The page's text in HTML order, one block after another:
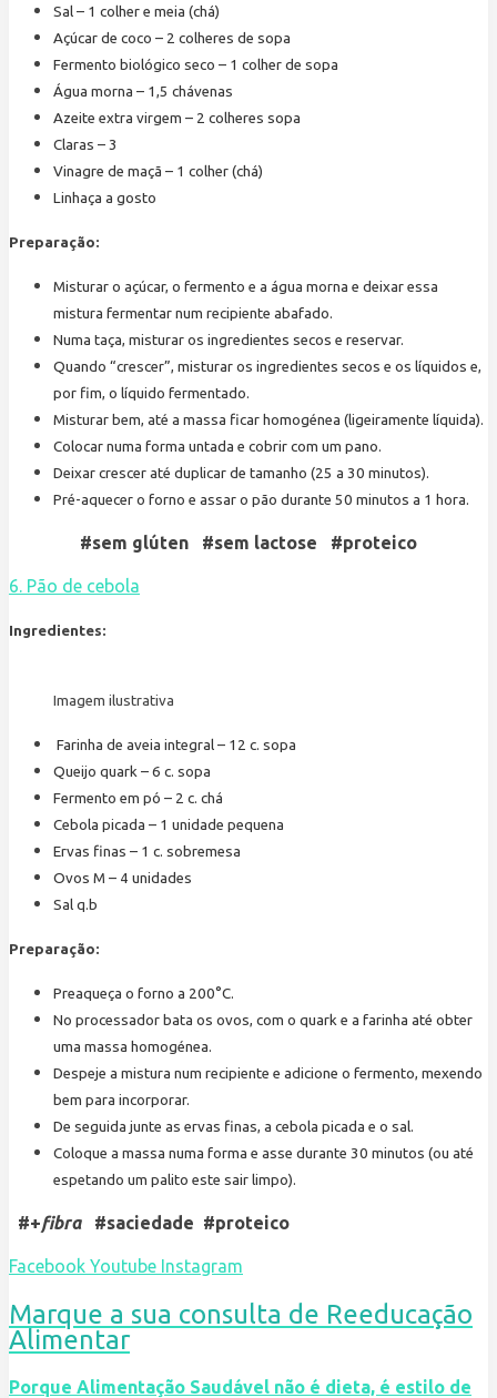
Sal – 1 colher e meia (chá)
Açúcar de coco – 2 colheres de sopa
Fermento biológico seco – 1 colher de sopa
Água morna – 1,5 chávenas
Azeite extra virgem – 2 colheres sopa
Claras – 3
Vinagre de maçã – 1 colher (chá)
Linhaça a gosto
Preparação:
Misturar o açúcar, o fermento e a água morna e deixar essa
mistura fermentar num recipiente abafado.
Numa taça, misturar os ingredientes secos e reservar.
Quando “crescer”, misturar os ingredientes secos e os líquidos e,
por fim, o líquido fermentado.
Misturar bem, até a massa ficar homogénea (ligeiramente líquida).
Colocar numa forma untada e cobrir com um pano.
Deixar crescer até duplicar de tamanho (25 a 30 minutos).
Pré-aquecer o forno e assar o pão durante 50 minutos a 1 hora.
#sem glúten #sem lactose #proteico
6. Pão de cebola
Ingredientes:
Imagem ilustrativa
Farinha de aveia integral – 12 c. sopa
Queijo quark – 6 c. sopa
Fermento em pó – 2 c. chá
Cebola picada – 1 unidade pequena
Ervas finas – 1 c. sobremesa
Ovos M – 4 unidades
Sal q.b
Preparação:
Preaqueça o forno a 200°C.
No processador bata os ovos, com o quark e a farinha até obter
uma massa homogénea.
Despeje a mistura num recipiente e adicione o fermento, mexendo
bem para incorporar.
De seguida junte as ervas finas, a cebola picada e o sal.
Coloque a massa numa forma e asse durante 30 minutos (ou até
espetando um palito este sair limpo).
#+fibra#saciedade #proteico
Facebook Youtube Instagram
Marque a sua consulta de Reeducação
Alimentar
Porque Alimentação Saudável não é dieta, é estilo de